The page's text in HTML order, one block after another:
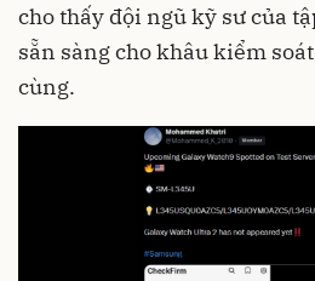
cho thấy đội ngũ kỹ sư của
sẵn sàng cho khâu kiểm
cùng.